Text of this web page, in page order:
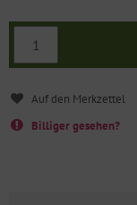
Billiger gesehen?